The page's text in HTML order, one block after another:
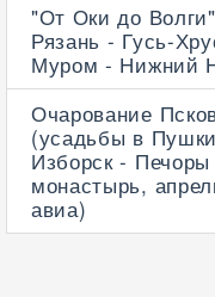
"От Оки до
Рязань - Гусь-
Муром - Нижний
Очарование
(усадьбы в
Изборск -
монастырь,
авиа)